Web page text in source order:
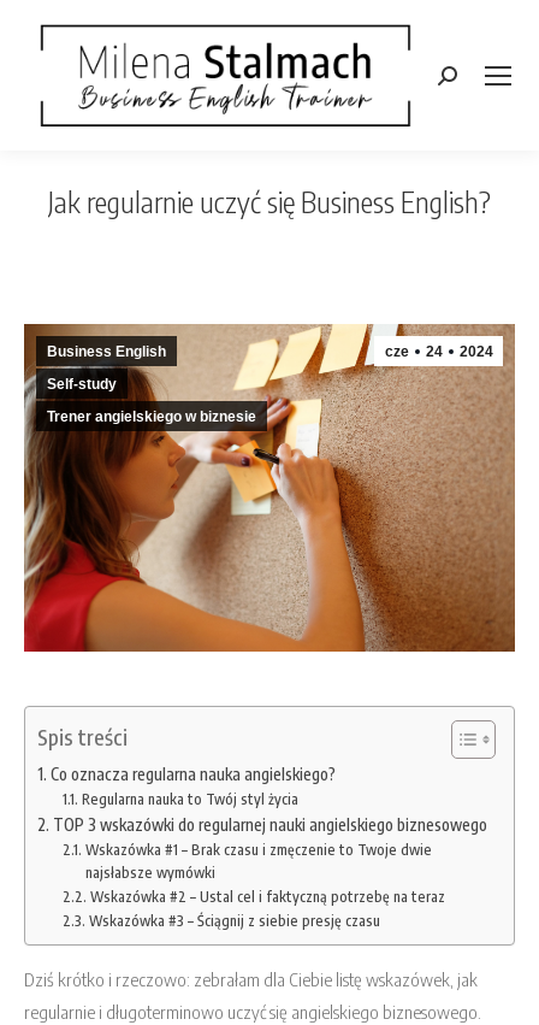
Szukaj:
Jak regularnie uczyć się Business English?
cze 24 2024
Business English
Self-study
Trener angielskiego w biznesie
Spis treści
Co oznacza regularna nauka angielskiego?
Regularna nauka to Twój styl życia
TOP 3 wskazówki do regularnej nauki angielskiego biznesowego
Wskazówka #1 – Brak czasu i zmęczenie to Twoje dwie
najsłabsze wymówki
Wskazówka #2 – Ustal cel i faktyczną potrzebę na teraz
Wskazówka #3 – Ściągnij z siebie presję czasu
Dziś krótko i rzeczowo: zebrałam dla Ciebie listę wskazówek, jak
regularnie i długoterminowo uczyć się angielskiego biznesowego.